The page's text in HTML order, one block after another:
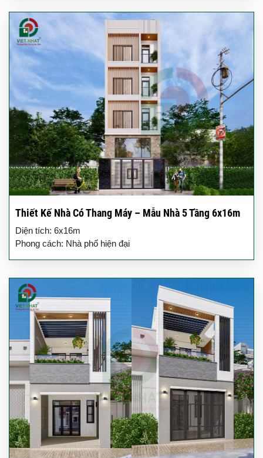
Thiết Kế Nhà Có Thang Máy – Mẫu Nhà 5 Tầng 6x16m
Diện tích: 6x16m
Phong cách: Nhà phố hiện đại